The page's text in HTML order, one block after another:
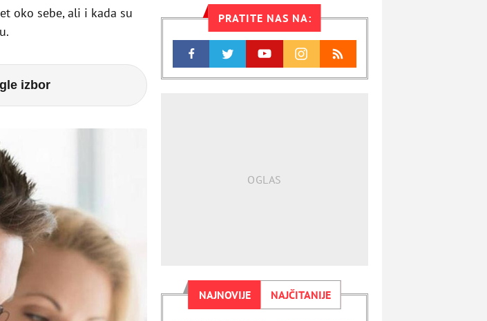
oko sebe, ali i kada su
izbor
PRATITE NAS NA:
NAJNOVIJE NAJČITANIJE